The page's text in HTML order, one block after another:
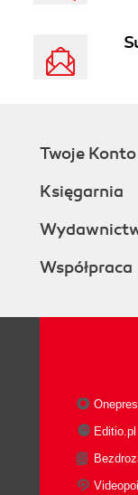
Twoje Konto
Księgarnia
Współpraca
Editio.pl